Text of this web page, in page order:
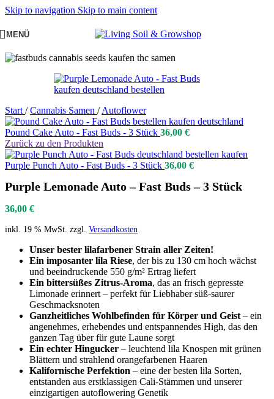
Skip to navigation Skip to main content
MENÜ
Start / Cannabis Samen / Autoflower
Pound Cake Auto - Fast Buds - 3 Stück 36,00 €
Zurück zu den Produkten
Purple Punch Auto - Fast Buds - 3 Stück 36,00 €
Purple Lemonade Auto – Fast Buds – 3 Stück
36,00 €
inkl. 19 % MwSt. zzgl. Versandkosten
Unser bester lilafarbener Strain aller Zeiten!
Ein imposanter lila Riese, der bis zu 130 cm hoch wächst
und beeindruckende 550 g/m² Ertrag liefert
Ein bittersüßes Zitrus-Aroma, das an frisch gepresste
Limonade erinnert – perfekt für Liebhaber süß-saurer
Geschmacksnoten
Ganzheitliches Wohlbefinden für Körper und Geist – ein
angenehmes, erhebendes und entspannendes High, das den
ganzen Tag über für gute Laune sorgt
Ein echter Hingucker – leuchtend lila Knospen mit grünen
Blättern und strahlend orangefarbenen Haaren
Kalifornische Perfektion – eine der besten lila Sorten,
entstanden aus erstklassigen Cali-Stämmen und unserer
einzigartigen autoflowering Genetik